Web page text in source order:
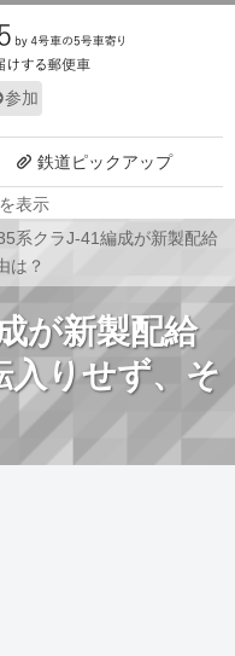
参加
表示
鉄道ピックアップ
サイトについて
系クラJ-41編成が新製配給
は？
が新製配給
入りせず、そ